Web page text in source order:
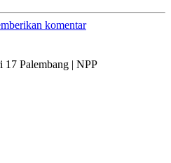
komentar
17 Palembang | NPP